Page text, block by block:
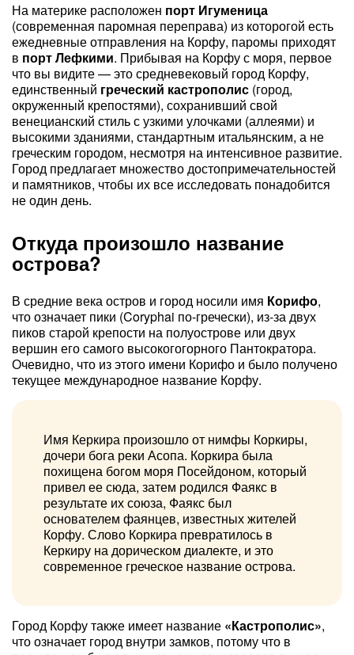
На материке расположен порт Игуменица
(современная паромная переправа) из которогой есть
ежедневные отправления на Корфу, паромы приходят
в порт Лефкими. Прибывая на Корфу с моря, первое
что вы видите — это средневековый город Корфу,
единственный греческий кастрополис (город,
окруженный крепостями), сохранивший свой
венецианский стиль с узкими улочками (аллеями) и
высокими зданиями, стандартным итальянским, а не
греческим городом, несмотря на интенсивное развитие.
Город предлагает множество достопримечательностей
и памятников, чтобы их все исследовать понадобится
не один день.
Откуда произошло название
острова?
В средние века остров и город носили имя Корифо,
что означает пики (Coryphai по-гречески), из-за двух
пиков старой крепости на полуострове или двух
вершин его самого высокогогорного Пантократора.
Очевидно, что из этого имени Корифо и было получено
текущее международное название Корфу.
Имя Керкира произошло от нимфы Коркиры,
дочери бога реки Асопа. Коркира была
похищена богом моря Посейдоном, который
привел ее сюда, затем родился Фаякс в
результате их союза, Фаякс был
основателем фаянцев, известных жителей
Корфу. Слово Коркира превратилось в
Керкиру на дорическом диалекте, и это
современное греческое название острова.
Город Корфу также имеет название «Кастрополис»,
что означает город внутри замков, потому что в